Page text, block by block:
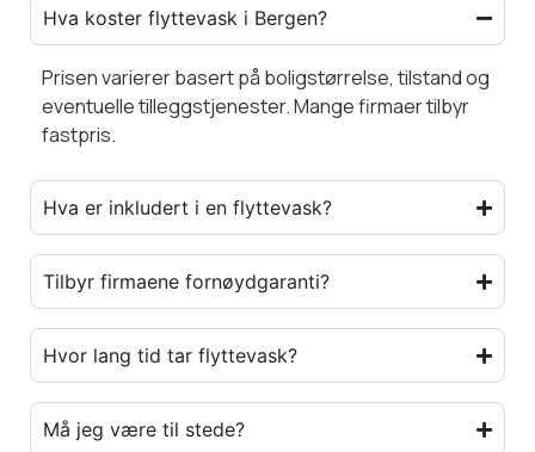
Hva koster flyttevask i Bergen?
Prisen varierer basert på boligstørrelse, tilstand og
eventuelle tilleggstjenester. Mange firmaer tilbyr
fastpris.
Hva er inkludert i en flyttevask?
Tilbyr firmaene fornøydgaranti?
Hvor lang tid tar flyttevask?
Må jeg være til stede?